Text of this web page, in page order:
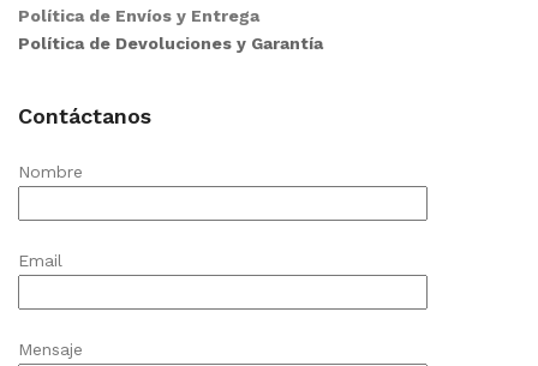
Política de Envíos y Entrega
Política de Devoluciones y Garantía
Contáctanos
Nombre
Email
Mensaje